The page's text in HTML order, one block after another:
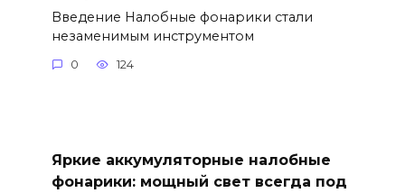
Введение Налобные фонарики стали
незаменимым инструментом
0 124
Яркие аккумуляторные налобные
фонарики: мощный свет всегда под